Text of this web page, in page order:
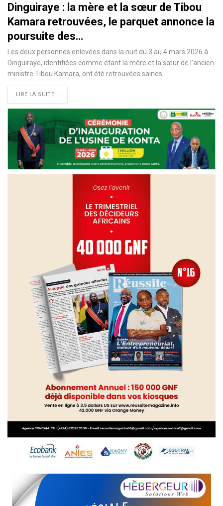
Dinguiraye : la mère et la sœur de Tibou
Kamara retrouvées, le parquet annonce la
poursuite des…
Les deux personnes enlevées dans la nuit du 3 au 4 mars 2026 à
Dinguiraye, identifiées comme étant la mère et la sœur de l’ancien
ministre Tibou Kamara, ont été retrouvées saines…
LIRE LA SUITE...